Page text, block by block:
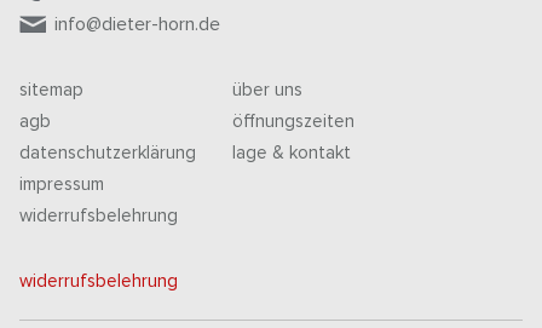
info@dieter-horn.de
sitemap
agb
datenschutzerklärung
impressum
widerrufsbelehrung
über uns
öffnungszeiten
lage & kontakt
widerrufsbelehrung